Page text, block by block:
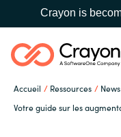
Crayon is
Accueil Ressources
News
Votre guide sur les
Rechercher
Notre